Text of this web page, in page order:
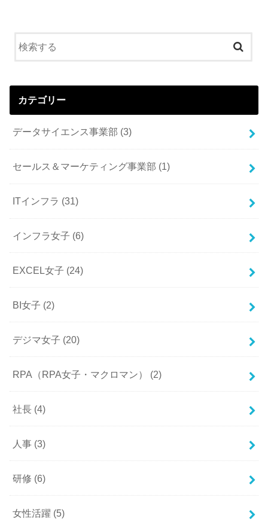
カテゴリー
データサイエンス事業部 (3)
セールス＆マーケティング事業部 (1)
ITインフラ (31)
インフラ女子 (6)
EXCEL女子 (24)
BI女子 (2)
デジマ女子 (20)
RPA（RPA女子・マクロマン） (2)
社長 (4)
人事 (3)
研修 (6)
女性活躍 (5)